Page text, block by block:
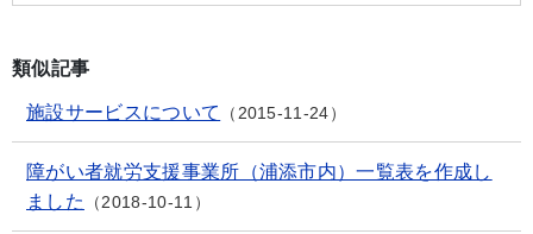
類似記事
施設サービスについて 2015-11-24
障がい者就労支援事業所（浦添市内）一覧表を作成し
ました
2018-10-11